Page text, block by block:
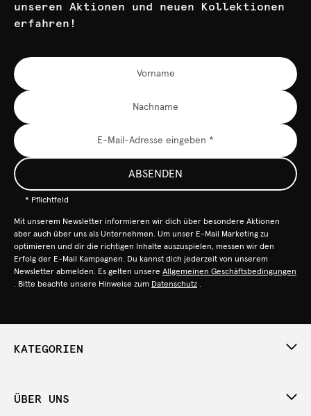
unseren Aktionen und neuen Kollektionen
erfahren!
ABSENDEN
* Pflichtfeld
Mit unserem Newsletter informieren wir dich über besondere Aktionen
aber auch über uns als Unternehmen. Um unser E-Mail Marketing zu
optimieren und dir die richtigen Inhalte auszuspielen, messen wir den
Erfolg der E-Mail Kampagnen. Du kannst dich jederzeit von unserem
Newsletter abmelden. Es gelten unsere Allgemeinen Geschäftsbedingungen
. Bitte beachte unsere Hinweise zum Datenschutz .
KATEGORIEN
ÜBER UNS